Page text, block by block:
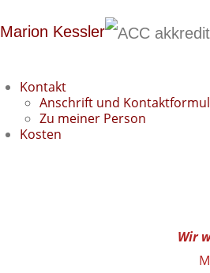
Marion Kessler
Kontakt
Anschrift und
Zu meiner Person
Kosten
Wir
Martin